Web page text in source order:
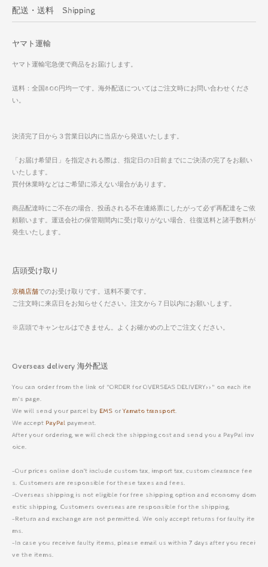
配送・送料 Shipping
ヤマト運輸
ヤマト運輸宅急便で商品をお届けします。
送料：全国800円均一です。海外配送についてはご注文時にお問い合わせくださ
い。
決済完了日から３営業日以内に当店から発送いたします。
「お届け希望日」を指定される際は、指定日の3日前までにご決済の完了をお願い
いたします。
買付休業時などはご希望に添えない場合があります。
商品配達時にご不在の場合、投函される不在連絡票にしたがって必ず再配達をご依
頼願います。運送会社の保管期間内に受け取りがない場合、往復送料と諸手数料が
発生いたします。
店頭受け取り
京橋店舗でのお受け取りです。送料不要です。
ご注文時に来店日をお知らせください。注文から７日以内にお願いします。
※店頭でキャンセルはできません。よくお確かめの上でご注文ください。
Overseas delivery 海外配送
You can order from the link of "ORDER for OVERSEAS DELIVERY>>" on each ite
m's page.
We will send your parcel by EMS orYamato transport.
We accept PayPal payment.
After your ordering, we will check the shipping cost and send you a PayPal inv
oice.
-Our prices online don’t include custom tax, import tax, custom clearance fee
s. Customers are responsible for these taxes and fees.
-Overseas shipping is not eligible for free shipping option and economy dom
estic shipping. Customers overseas are responsible for the shipping.
-Return and exchange are not permitted. We only accept returns for faulty ite
ms.
-In case you receive faulty items, please email us within 7 days after you recei
ve the items.